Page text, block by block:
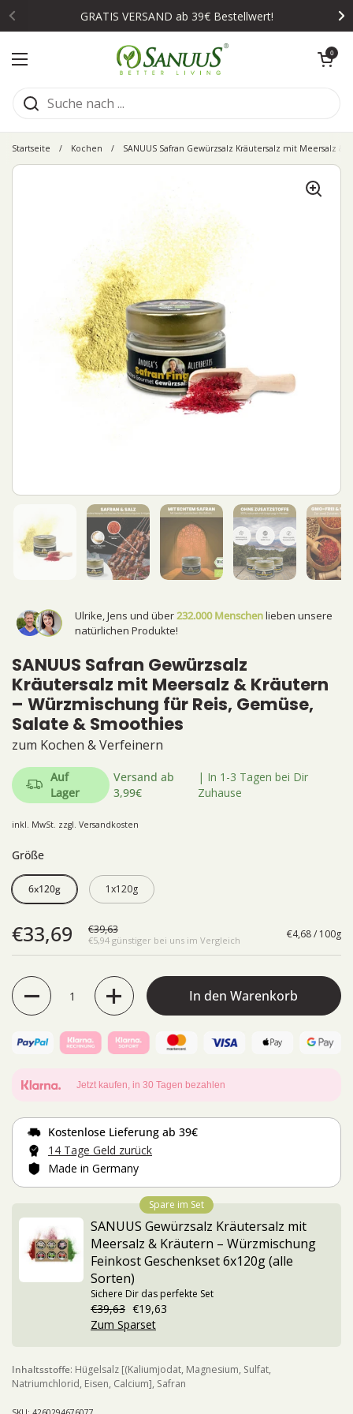
GRATIS VERSAND ab 39€ Bestellwert!
Menü öffnen
Warenkorb
0
Startseite / Kochen / SANUUS Safran Gewürzsalz Kräutersalz mit Meersalz
Ulrike, Jens und über232.000 Menschenlieben unsere
natürlichen Produkte!
SANUUS Safran Gewürzsalz
Kräutersalz mit Meersalz & Kräutern
– Würzmischung für Reis, Gemüse,
Salate & Smoothies
zum Kochen & Verfeinern
Auf
Lager
Versand ab
3,99€
| In 1-3 Tagen bei Dir
Zuhause
inkl. MwSt. zzgl. Versandkosten
Größe
6x120g 1x120g
€33,69 €39,63
€5,94 günstiger bei uns im Vergleich €4,68 / 100g
Anzahl
In den Warenkorb
Jetzt kaufen, in 30 Tagen bezahlen
Kostenlose Lieferung ab 39€
14 Tage Geld zurück
Made in Germany
Spare im Set
SANUUS Gewürzsalz Kräutersalz mit
Meersalz & Kräutern – Würzmischung
Feinkost Geschenkset 6x120g (alle
Sorten)
Sichere Dir das perfekte Set
€39,63 €19,63
Zum Sparset
Inhaltsstoffe: Hügelsalz [(Kaliumjodat, Magnesium, Sulfat,
Natriumchlorid, Eisen, Calcium], Safran